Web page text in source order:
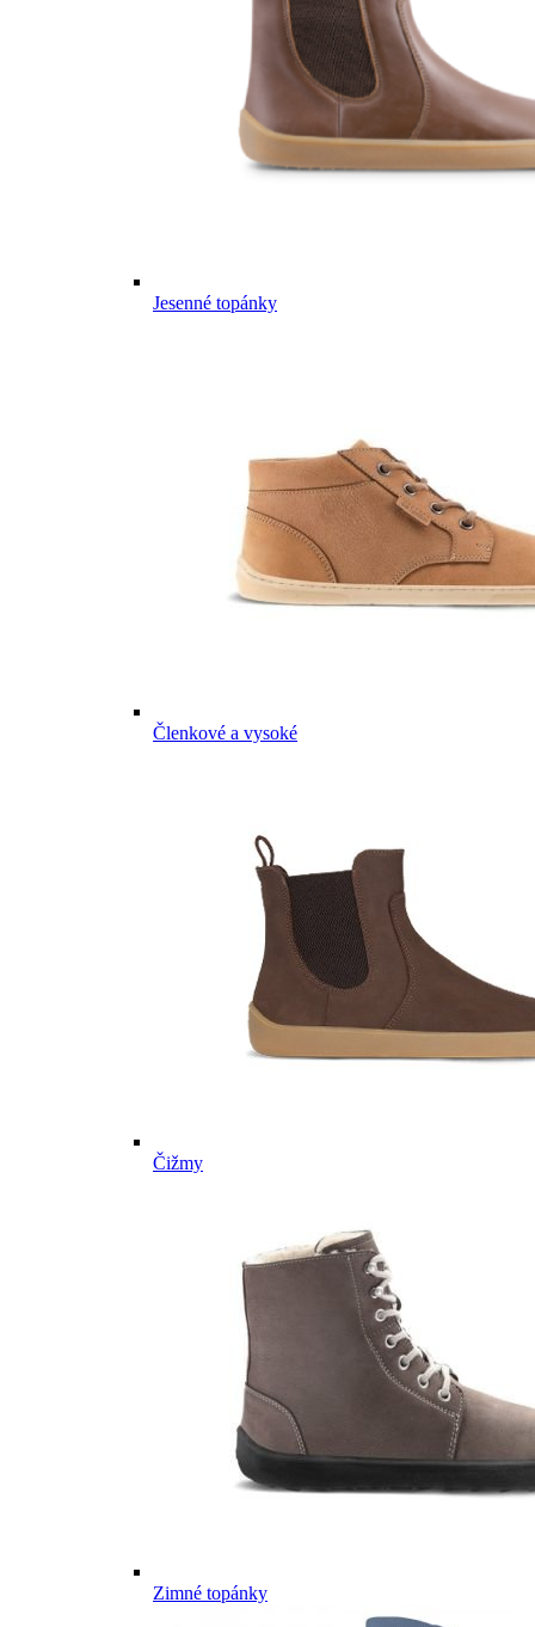
Jesenné topánky
Členkové a vysoké
Čižmy
Zimné topánky